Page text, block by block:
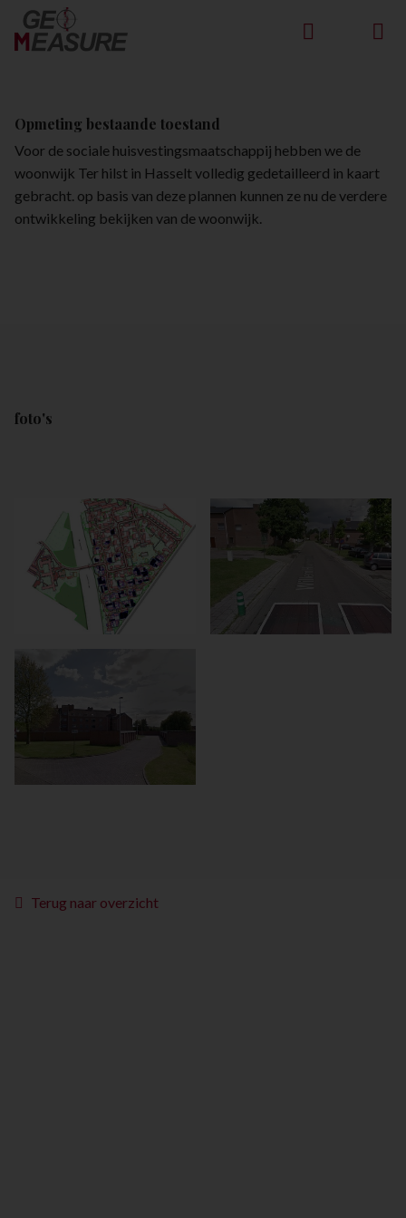
Opmeting bestaande toestand
Voor de sociale huisvestingsmaatschappij hebben we de
woonwijk Ter hilst in Hasselt volledig gedetailleerd in kaart
gebracht. op basis van deze plannen kunnen ze nu de verdere
ontwikkeling bekijken van de woonwijk.
foto's
Terug naar overzicht